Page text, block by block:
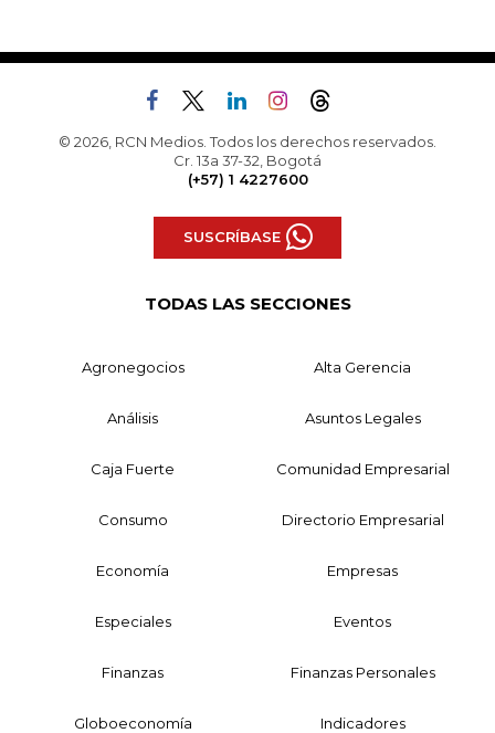
© 2026, RCN Medios. Todos los derechos reservados.
Cr. 13a 37-32, Bogotá
(+57) 1 4227600
SUSCRÍBASE
TODAS LAS SECCIONES
Agronegocios Alta Gerencia
Análisis Asuntos Legales
Caja Fuerte Comunidad Empresarial
Consumo Directorio Empresarial
Economía Empresas
Especiales Eventos
Finanzas Finanzas Personales
Globoeconomía Indicadores